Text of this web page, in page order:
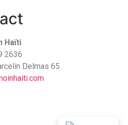
Haïti
2636
Delmas 65